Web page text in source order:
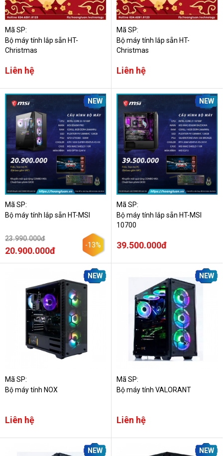
Mã SP:
Bộ máy tính lắp sẵn HT-
Christmas
Liên hệ
Mã SP:
Bộ máy tính lắp sẵn HT-
Christmas
Liên hệ
NEW
Mã SP:
Bộ máy tính lắp sẵn HT-MSI
23.990.000đ
20.900.000đ
-13%
NEW
Mã SP:
Bộ máy tính lắp sẵn HT-MSI
10700
39.500.000đ
NEW
Mã SP:
Bộ máy tính NOX
Liên hệ
NEW
Mã SP:
Bộ máy tính VALORANT
Liên hệ
NEW NEW